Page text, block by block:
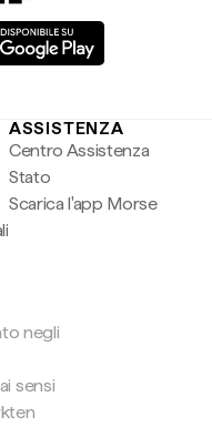
ASSISTENZA
Centro Assistenza
Stato
Scarica l'app Morse
negli
sensi